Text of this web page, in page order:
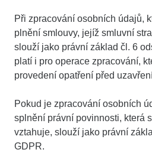
Při zpracování osobních údajů,
plnění smlouvy, jejíž smluvní
slouží jako právní základ čl. 6
platí i pro operace zpracování,
provedení opatření před
Pokud je zpracování osobních
splnění právní povinnosti, která
vztahuje, slouží jako právní
GDPR.